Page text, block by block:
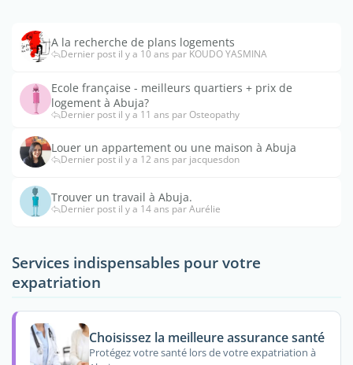
A la recherche de plans logements
Dernier post il y a 10 ans par KOUDO YASMINA
Ecole française - meilleurs quartiers + prix de
logement à Abuja?
Dernier post il y a 11 ans par Osteopathy
Louer un appartement ou une maison à Abuja
Dernier post il y a 12 ans par jacquesdon
Trouver un travail à Abuja.
Dernier post il y a 14 ans par Aurélie
Services indispensables pour votre
expatriation
Choisissez la meilleure assurance santé
Protégez votre santé lors de votre expatriation à